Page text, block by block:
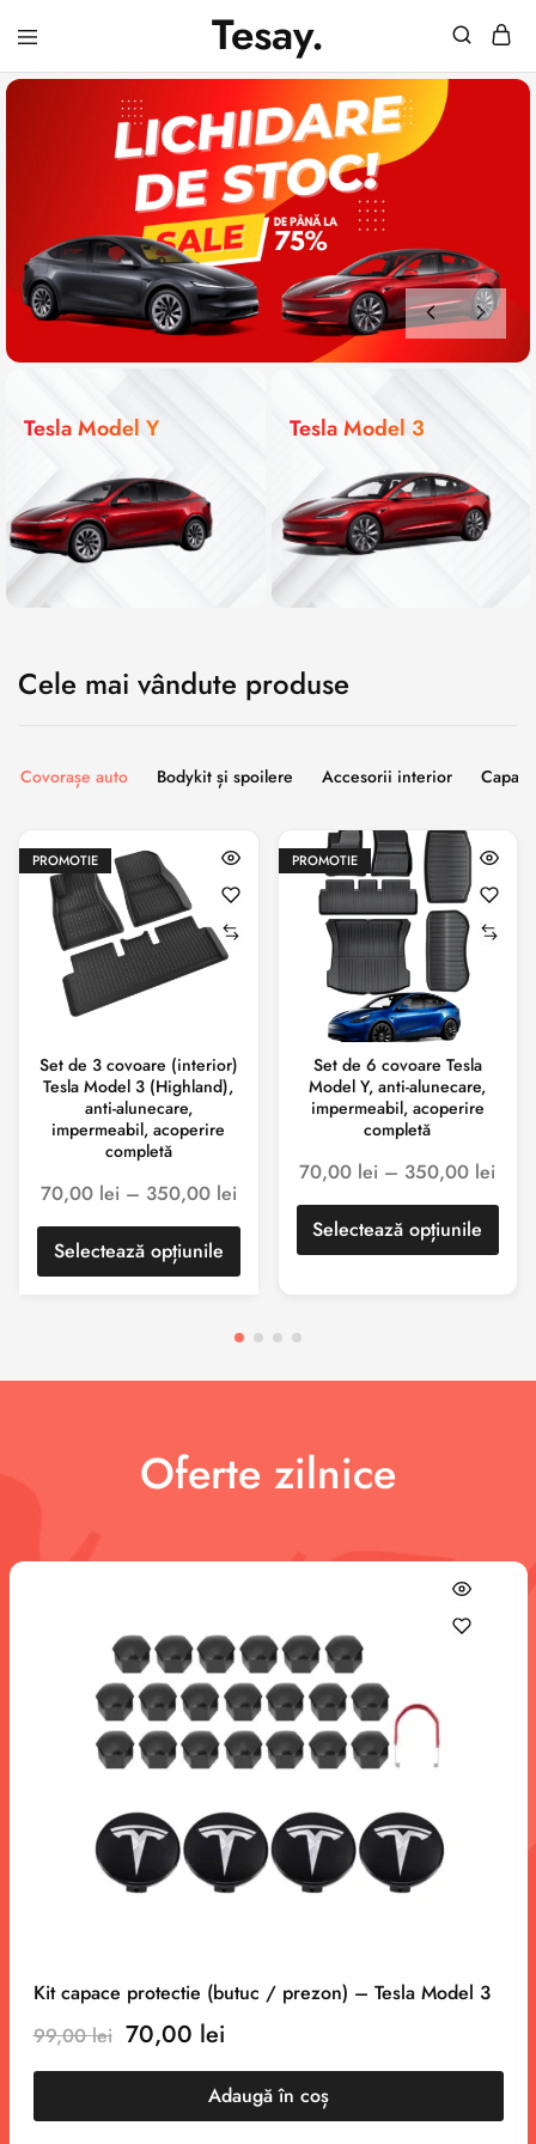
Tesay.
Tesay
–
Accesorii
Tesla
Premium
Tesla Model Y Tesla Model 3
Cele mai vândute produse
Covorașe auto Bodykit și spoilere Accesorii interior
PROMOTIE
Set de 3 covoare (interior)
Tesla Model 3 (Highland),
anti-alunecare,
impermeabil, acoperire
completă
70,00 lei – 350,00 lei
Selectează opțiunile
PROMOTIE
Set de 6 covoare Tesla
Model Y, anti-alunecare,
impermeabil, acoperire
completă
70,00 lei – 350,00 lei
Selectează opțiunile
Oferte zilnice
Kit capace protectie (butuc / prezon) – Tesla Model 3
99,00lei 70,00 lei
Adaugă în coș